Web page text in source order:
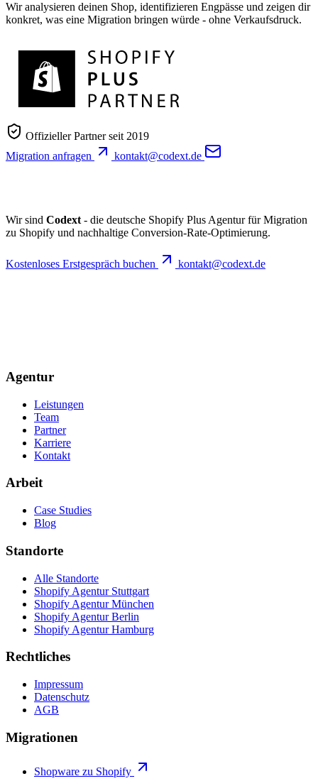
Wir analysieren deinen Shop, identifizieren Engpässe und zeigen dir
konkret, was eine Migration bringen würde - ohne Verkaufsdruck.
Offizieller Partner seit 2019
Migration anfragen
kontakt@codext.de
Wir sind Codext - die deutsche Shopify Plus Agentur für Migration
zu Shopify und nachhaltige Conversion-Rate-Optimierung.
Kostenloses Erstgespräch buchen kontakt@codext.de
Agentur
Leistungen
Team
Partner
Karriere
Kontakt
Arbeit
Case Studies
Blog
Standorte
Alle Standorte
Shopify Agentur Stuttgart
Shopify Agentur München
Shopify Agentur Berlin
Shopify Agentur Hamburg
Rechtliches
Impressum
Datenschutz
AGB
Migrationen
Shopware zu Shopify